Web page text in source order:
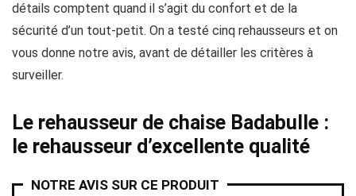
détails comptent quand il s’agit du confort et de la
sécurité d’un tout-petit. On a testé cinq rehausseurs et on
vous donne notre avis, avant de détailler les critères à
surveiller.
Le rehausseur de chaise Badabulle :
le rehausseur d’excellente qualité
NOTRE AVIS SUR CE PRODUIT